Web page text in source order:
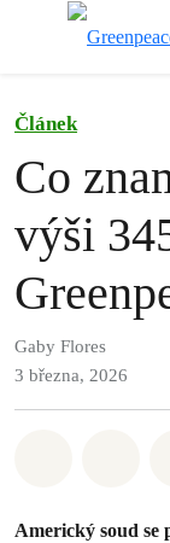
Článek
Co
výši
Gaby Flores
3 března, 2026
Americký soud se